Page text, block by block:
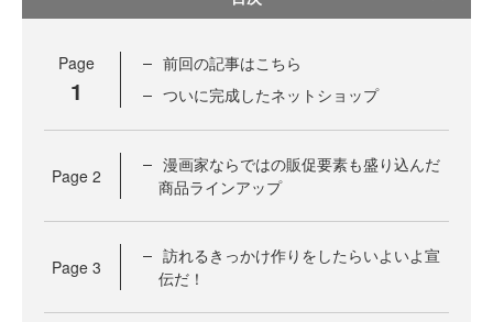
Page
1
前回の記事はこちら
ついに完成したネットショップ
Page 2
漫画家ならではの販促要素も盛り込んだ
商品ラインアップ
Page 3
訪れるきっかけ作りをしたらいよいよ宣
伝だ！